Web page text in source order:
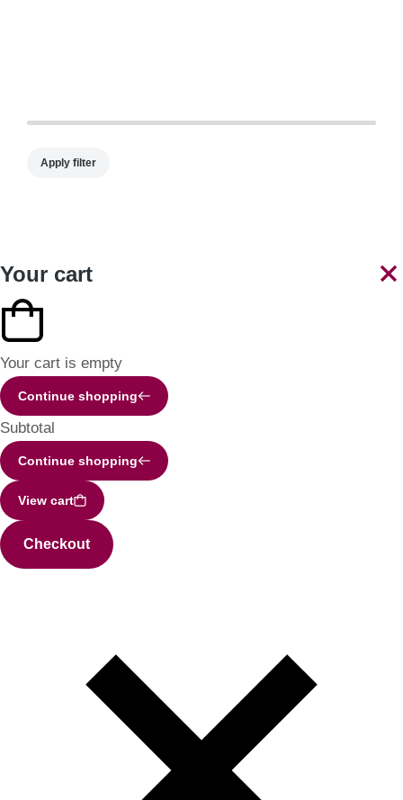
Apply filter
Your cart
Your cart is empty
Continue shopping
Subtotal
Continue shopping
View cart
Checkout